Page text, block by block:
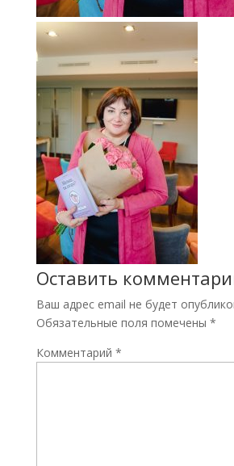
Оставить
Ваш адрес email не будет
Обязательные поля помечены *
Комментарий *